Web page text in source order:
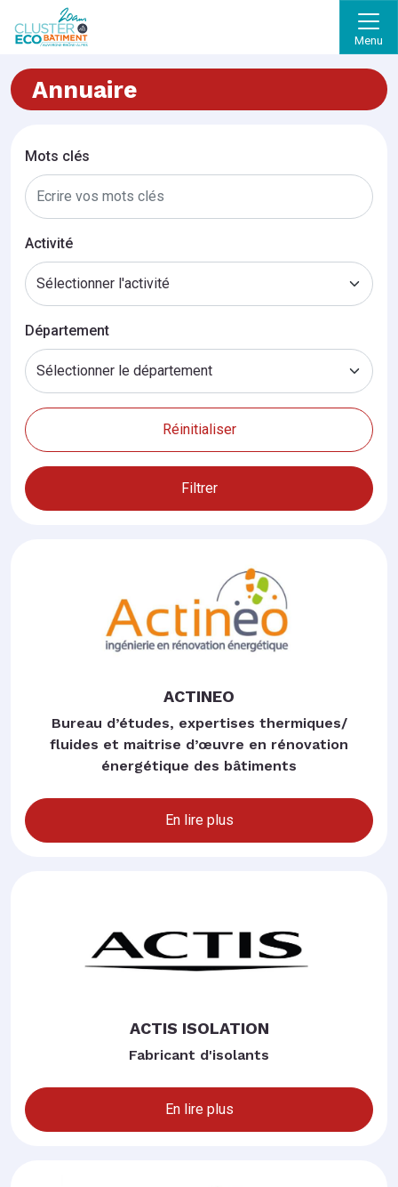
Menu
Annuaire
Mots clés
Activité
Département
Réinitialiser
Filtrer
ACTINEO
Bureau d’études, expertises thermiques/
fluides et maitrise d’œuvre en rénovation
énergétique des bâtiments
En lire plus
ACTIS ISOLATION
Fabricant d'isolants
En lire plus